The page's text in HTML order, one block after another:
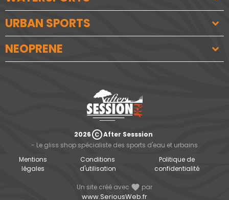
URBAN SPORTS
NEOPRENE
2026copyrightAfter Sesssion
- Le gliss shop spécialiste des sports d'eau et urbains
Mentions
légales
Conditions
d'utilisation
Politique de
confidentialité
Un site créé avec favorite par
www.SeriousWeb.fr